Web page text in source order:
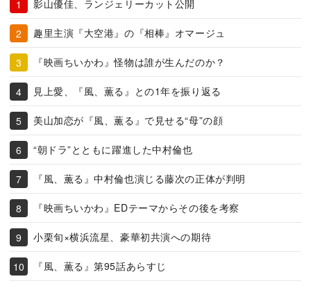
影山優佳、ランジェリーカット公開
趣里主演『大空港』の『相棒』オマージュ
『映画ちいかわ』怪物は誰が生んだのか？
見上愛、『風、薫る』との1年を振り返る
美山加恋が『風、薫る』で見せる“母”の顔
“朝ドラ”とともに躍進した中村倫也
『風、薫る』中村倫也演じる藤次の正体が判明
『映画ちいかわ』EDテーマからその後を考察
小栗旬×横浜流星、豪華初共演への期待
『風、薫る』第95話あらすじ